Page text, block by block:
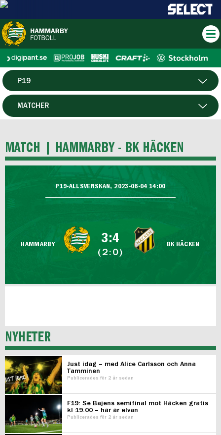
HERR
HTFF
P19
MATCHER
MATCH | HAMMARBY - BK HÄCKEN
P19-ALLSVENSKAN, 2023-06-04 14:00
HAMMARBY 3:4
(2:0)
BK HÄCKEN
NYHETER
Just idag – med Alice Carlsson och Anna
Tamminen
Publicerades för 2 år sedan
F19: Se Bajens semifinal mot Häcken gratis
kl 19.00 – här är elvan
Publicerades för 2 år sedan